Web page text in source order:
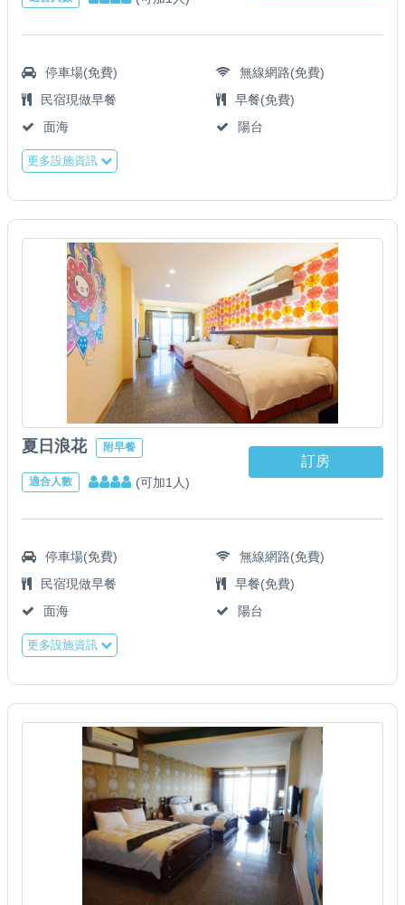
停車場(免費)
無線網路(免費)
民宿現做早餐
早餐(免費)
面海
陽台
更多設施資訊
夏日浪花 附早餐
適合人數 (可加1人)
訂房
停車場(免費)
無線網路(免費)
民宿現做早餐
早餐(免費)
面海
陽台
更多設施資訊